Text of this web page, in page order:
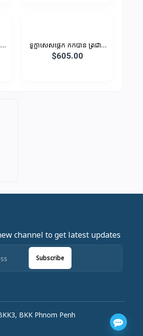
ទូក្លាសេសផ្តេក កកបាន ត្រជាក់
បាន
$605.00
channel to get latest updates
Subscribe
BKK Phnom Penh